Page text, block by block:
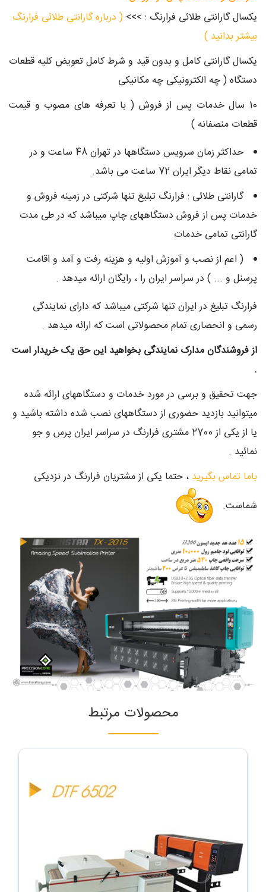
یکسال گارانتی طلائی فرارنگ : >>> ( درباره گارانتی طلائی فرارنگ
بیشتر بدانید )
یکسال گارانتی کامل و بدون قید و شرط کامل تعویض کلیه قطعات
دستگاه ( چه الکترونیکی چه مکانیکی
10 سال خدمات پس از فروش ( با تعرفه های مصوب و قیمت
قطعات منصفانه )
حداکثر زمان سرويس دستگاهها در تهران 48 ساعت و در
تمامی نقاط دیگر ايران 72 ساعت می باشد.
گارانتی طلائی : فرارنگ تبلیغ تنها شرکتی در زمینه فروش و
خدمات پس از فروش دستگاههای چاپ میباشد که در طی مدت
گارانتی تمامی خدمات
( اعم از نصب و آموزش اولیه و هزینه رفت و آمد و اقامت
پرسنل و ... ) در سراسر ایران را ، رایگان ارائه میدهد .
فرارنگ تبلیغ در ایران تنها شرکتی میباشد که دارای نمایندگی
رسمی و انحصاری تمام محصولاتی است که ارائه میدهد .
از فروشندگان مدارک نمایندگی بخواهید این حق یک خریدار است
.
جهت تحقیق و برسی در مورد خدمات و دستگاههای ارائه شده
میتوانید بازدید حضوری از دستگاههای نصب شده داشته باشید و
یا از یکی از 2700 مشتری فرارنگ در سراسر ایران پرس و جو
نمائید .
باما تماس بگیرید ، حتما یکی از مشتریان فرارنگ در نزدیکی
شماست.
محصولات مرتبط